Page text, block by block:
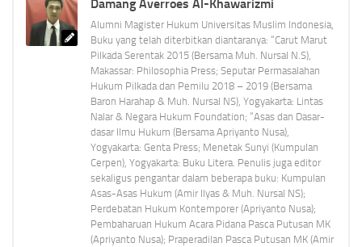
Damang Averroes Al-Khawarizmi
Alumni Magister Hukum Universitas Muslim Indonesia,
Buku yang telah diterbitkan diantaranya: “Carut Marut
Pilkada Serentak 2015 (Bersama Muh. Nursal N.S),
Makassar: Philosophia Press; Seputar Permasalahan
Hukum Pilkada dan Pemilu 2018 – 2019 (Bersama
Baron Harahap & Muh. Nursal NS), Yogyakarta: Lintas
Nalar & Negara Hukum Foundation; “Asas dan Dasar-
dasar Ilmu Hukum (Bersama Apriyanto Nusa),
Yogyakarta: Genta Press; Menetak Sunyi (Kumpulan
Cerpen), Yogyakarta: Buku Litera. Penulis juga editor
sekaligus pengantar dalam beberapa buku: Kumpulan
Asas-Asas Hukum (Amir Ilyas & Muh. Nursal NS);
Perdebatan Hukum Kontemporer (Apriyanto Nusa);
Pembaharuan Hukum Acara Pidana Pasca Putusan MK
(Apriyanto Nusa); Praperadilan Pasca Putusan MK (Amir